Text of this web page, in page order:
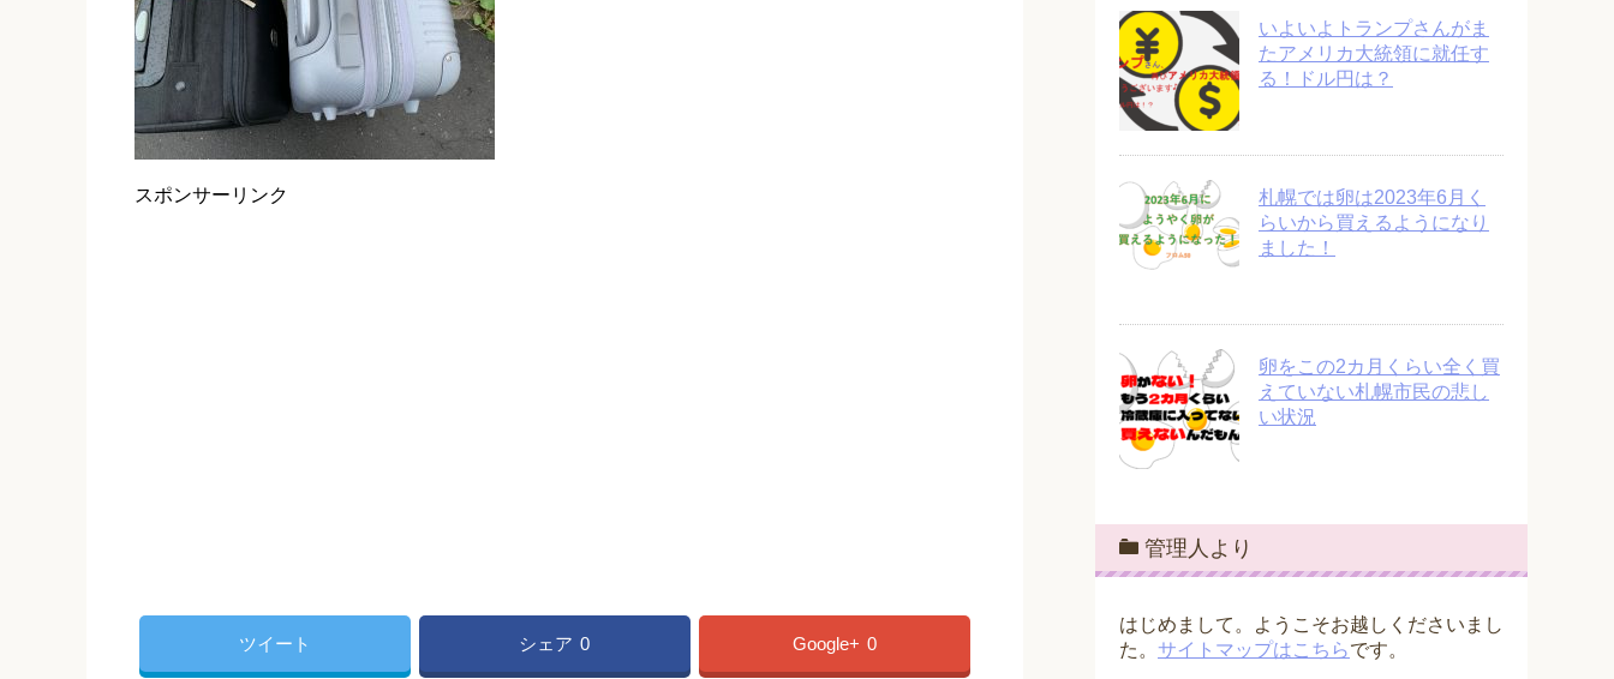
スポンサーリンク
ツイート シェア 0 Google+ 0
いよいよトランプさんがま
たアメリカ大統領に就任す
る！ドル円は？
札幌では卵は2023年6月く
らいから買えるようになり
ました！
卵をこの2カ月くらい全く買
えていない札幌市民の悲し
い状況
管理人より
はじめまして。ようこそお越しくださいまし
た。 サイトマップはこちらです。